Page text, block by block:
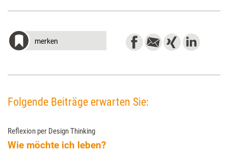
merken
Folgende Beiträge erwarten Sie:
Reflexion per Design Thinking
Wie möchte ich leben?